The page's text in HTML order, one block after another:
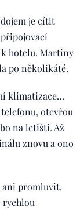
je cítit
k hotelu. Martiny
po několikáté.
klimatizace…
otevřou
na letišti. Až
znovu a ono
ani promluvit.
rychlou